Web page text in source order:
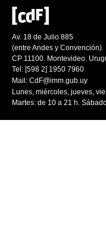
Av. 18 de Julio 885
(entre Andes y Convención)
CP 11100. Montevideo.
Tel: [598 2] 1950 7960
Mail: CdF@imm.gub.uy
Lunes, miércoles, jueves,
Martes: de 10 a 21 h.